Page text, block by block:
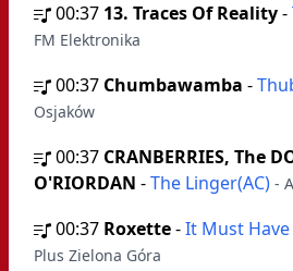
00:37 13. Traces Of Reality-
FM Elektronika
00:37 Chumbawamba -
Osjaków
00:37 CRANBERRIES, The
O'RIORDAN -The Linger(AC) -
00:37 Roxette-It Must Have
Plus Zielona Góra